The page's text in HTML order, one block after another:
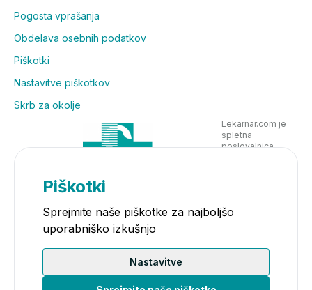
Pogosta vprašanja
Obdelava osebnih podatkov
Piškotki
Nastavitve piškotkov
Skrb za okolje
Lekarnar.com je
spletna
poslovalnica
Piškotki
Sprejmite naše piškotke za najboljšo
uporabniško izkušnjo
Nastavitve